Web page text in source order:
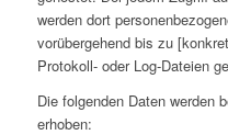
werden dort
vorübergehend bis zu
Protokoll- oder Log-Dateien
Die folgenden Daten werden
erhoben: